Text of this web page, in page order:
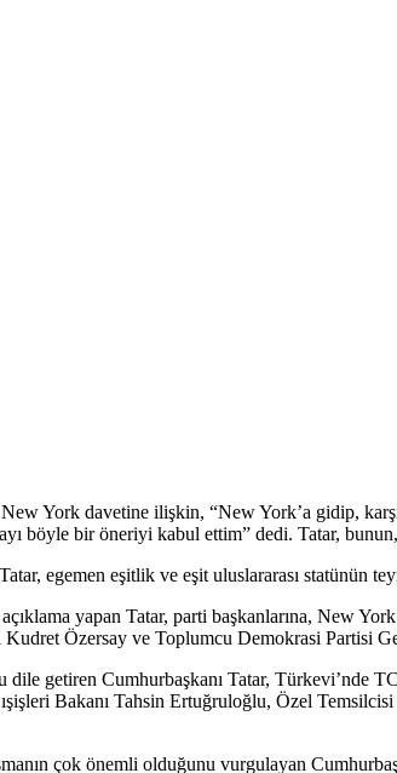
York davetine ilişkin, “New York’a gidip,
böyle bir öneriyi kabul ettim” dedi. Tatar,
egemen eşitlik ve eşit uluslararası statünün
yapan Tatar, parti başkanlarına, New
Kudret Özersay ve Toplumcu Demokrasi Partisi
getiren Cumhurbaşkanı Tatar, Türkevi’nde
Bakanı Tahsin Ertuğruloğlu, Özel
çok önemli olduğunu vurgulayan